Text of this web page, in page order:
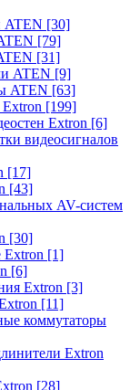
ATEN [30]
[79]
[31]
ATEN [9]
ATEN [63]
[199]
Extron [6]
видеосигналов
[17]
[43]
AV-систем
[30]
Extron [1]
[6]
Extron [3]
[11]
коммутаторы
Extron
[28]